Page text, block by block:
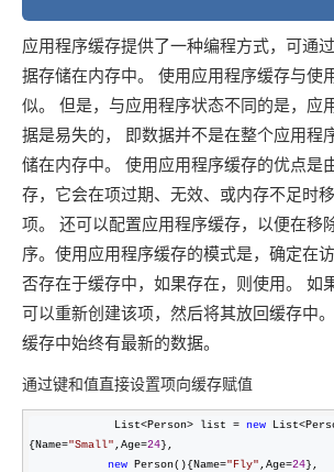
应用程序缓存提供了一种编程方式，可通
据存储在内存中。 使用应用程序缓存与使
似。 但是，与应用程序状态不同的是，应
据是易失的，
即数据并不是在整个应用程
储在内存中。 使用应用程序缓存的优点是
存，它会在项过期、无效、或内存不足时
项。 还可以配置应用程序缓存，以便在移
序。 使用应用程序缓存的模式是，确定在
否存在于缓存中，如果存在，则使用。 如
可以重新创建该项，然后将其放回缓存中。
缓存中始终有最新的数据。
通过键和值直接设置项向缓存赋值
             List<Person> list =
new
{Name="Small" ,Age=24},
new Person(){Name="Fly" ,Age=24},